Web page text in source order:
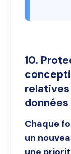
10.
données
Chaque
un